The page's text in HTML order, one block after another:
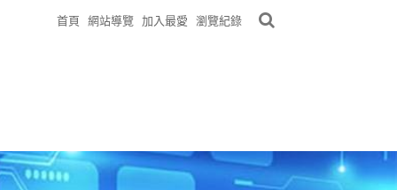
首頁 網站導覽 加入最愛 瀏覽紀錄